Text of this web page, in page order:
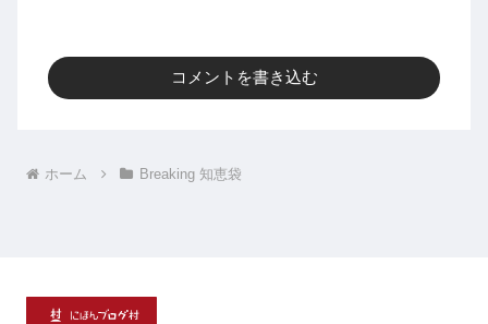
コメントを書き込む
ホーム Breaking 知恵袋